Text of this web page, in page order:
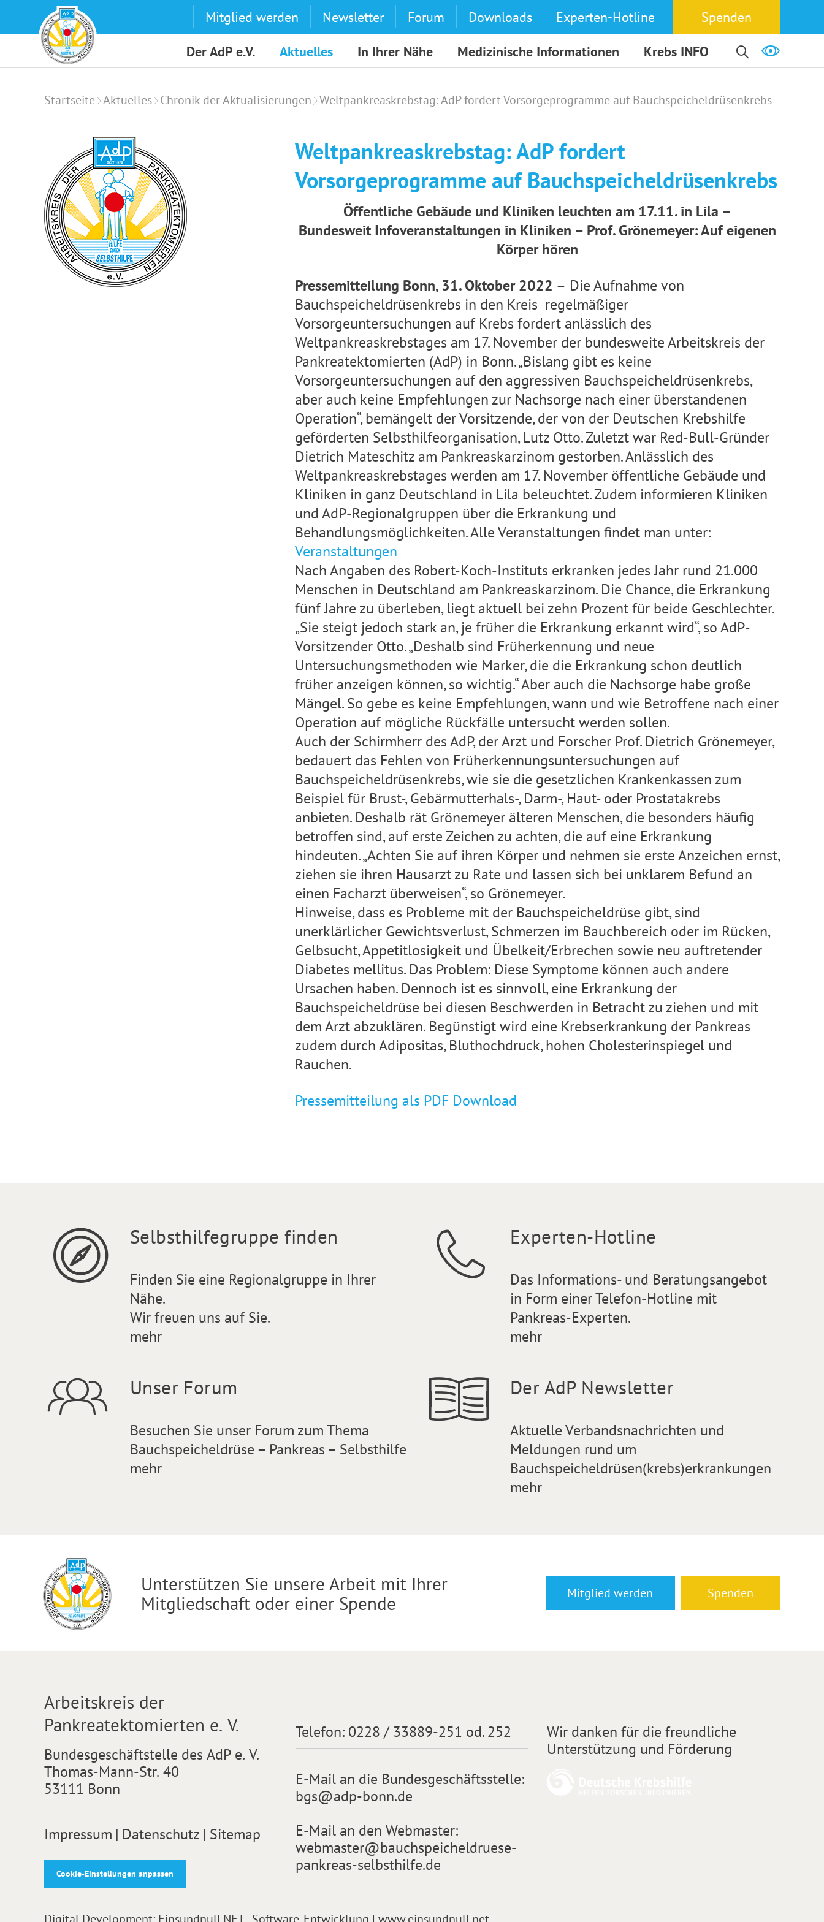
Mitglied werden Newsletter Forum Downloads Experten-Hotline
Spenden
Der AdP e.V.
Aktuelles In Ihrer Nähe Medizinische Informationen Krebs INFO
Startseite Aktuelles Chronik der Aktualisierungen Weltpankreaskrebstag: AdP fordert Vorsorgeprogramme auf Bauchspeicheldrüsenkrebs
Weltpankreaskrebstag: AdP fordert
Vorsorgeprogramme auf Bauchspeicheldrüsenkrebs
Öffentliche Gebäude und Kliniken leuchten am 17.11. in Lila –
Bundesweit Infoveranstaltungen in Kliniken – Prof. Grönemeyer: Auf eigenen
Körper hören
Pressemitteilung Bonn, 31. Oktober 2022 – Die Aufnahme von
Bauchspeicheldrüsenkrebs in den Kreis regelmäßiger
Vorsorgeuntersuchungen auf Krebs fordert anlässlich des
Weltpankreaskrebstages am 17. November der bundesweite Arbeitskreis der
Pankreatektomierten (AdP) in Bonn. „Bislang gibt es keine
Vorsorgeuntersuchungen auf den aggressiven Bauchspeicheldrüsenkrebs,
aber auch keine Empfehlungen zur Nachsorge nach einer überstandenen
Operation“, bemängelt der Vorsitzende, der von der Deutschen Krebshilfe
geförderten Selbsthilfeorganisation, Lutz Otto. Zuletzt war Red-Bull-Gründer
Dietrich Mateschitz am Pankreaskarzinom gestorben. Anlässlich des
Weltpankreaskrebstages werden am 17. November öffentliche Gebäude und
Kliniken in ganz Deutschland in Lila beleuchtet. Zudem informieren Kliniken
und AdP-Regionalgruppen über die Erkrankung und
Behandlungsmöglichkeiten. Alle Veranstaltungen findet man unter:
Veranstaltungen
Nach Angaben des Robert-Koch-Instituts erkranken jedes Jahr rund 21.000
Menschen in Deutschland am Pankreaskarzinom. Die Chance, die Erkrankung
fünf Jahre zu überleben, liegt aktuell bei zehn Prozent für beide Geschlechter.
„Sie steigt jedoch stark an, je früher die Erkrankung erkannt wird“, so AdP-
Vorsitzender Otto. „Deshalb sind Früherkennung und neue
Untersuchungsmethoden wie Marker, die die Erkrankung schon deutlich
früher anzeigen können, so wichtig.“ Aber auch die Nachsorge habe große
Mängel. So gebe es keine Empfehlungen, wann und wie Betroffene nach einer
Operation auf mögliche Rückfälle untersucht werden sollen.
Auch der Schirmherr des AdP, der Arzt und Forscher Prof. Dietrich Grönemeyer,
bedauert das Fehlen von Früherkennungsuntersuchungen auf
Bauchspeicheldrüsenkrebs, wie sie die gesetzlichen Krankenkassen zum
Beispiel für Brust-, Gebärmutterhals-, Darm-, Haut- oder Prostatakrebs
anbieten. Deshalb rät Grönemeyer älteren Menschen, die besonders häufig
betroffen sind, auf erste Zeichen zu achten, die auf eine Erkrankung
hindeuten. „Achten Sie auf ihren Körper und nehmen sie erste Anzeichen ernst,
ziehen sie ihren Hausarzt zu Rate und lassen sich bei unklarem Befund an
einen Facharzt überweisen“, so Grönemeyer.
Hinweise, dass es Probleme mit der Bauchspeicheldrüse gibt, sind
unerklärlicher Gewichtsverlust, Schmerzen im Bauchbereich oder im Rücken,
Gelbsucht, Appetitlosigkeit und Übelkeit/Erbrechen sowie neu auftretender
Diabetes mellitus. Das Problem: Diese Symptome können auch andere
Ursachen haben. Dennoch ist es sinnvoll, eine Erkrankung der
Bauchspeicheldrüse bei diesen Beschwerden in Betracht zu ziehen und mit
dem Arzt abzuklären. Begünstigt wird eine Krebserkrankung der Pankreas
zudem durch Adipositas, Bluthochdruck, hohen Cholesterinspiegel und
Rauchen.
Pressemitteilung als PDF Download
Selbsthilfegruppe finden
Finden Sie eine Regionalgruppe in Ihrer
Nähe.
Wir freuen uns auf Sie.
mehr
Experten-Hotline
Das Informations- und Beratungsangebot
in Form einer Telefon-Hotline mit
Pankreas-Experten.
mehr
Unser Forum
Besuchen Sie unser Forum zum Thema
Bauchspeicheldrüse – Pankreas – Selbsthilfe
mehr
Der AdP Newsletter
Aktuelle Verbandsnachrichten und
Meldungen rund um
Bauchspeicheldrüsen(krebs)erkrankungen
mehr
Unterstützen Sie unsere Arbeit mit Ihrer
Mitgliedschaft oder einer Spende
Mitglied werden Spenden
Arbeitskreis der
Pankreatektomierten e. V.
Bundesgeschäftstelle des AdP e. V.
Thomas-Mann-Str. 40
53111 Bonn
Impressum | Datenschutz | Sitemap
Cookie-Einstellungen anpassen
Telefon: 0228 / 33889-251 od. 252
E-Mail an die Bundesgeschäftsstelle:
bgs@adp-bonn.de
E-Mail an den Webmaster:
webmaster@bauchspeicheldruese-
pankreas-selbsthilfe.de
Wir danken für die freundliche
Unterstützung und Förderung